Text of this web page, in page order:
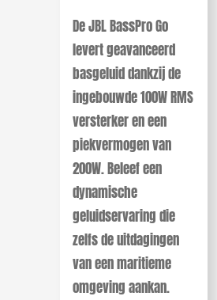
De JBL BassPro Go
levert geavanceerd
basgeluid dankzij de
ingebouwde 100W RMS
versterker en een
piekvermogen van
200W. Beleef een
dynamische
geluidservaring die
zelfs de uitdagingen
van een maritieme
omgeving aankan.